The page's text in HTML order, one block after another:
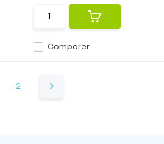
Comparer
2